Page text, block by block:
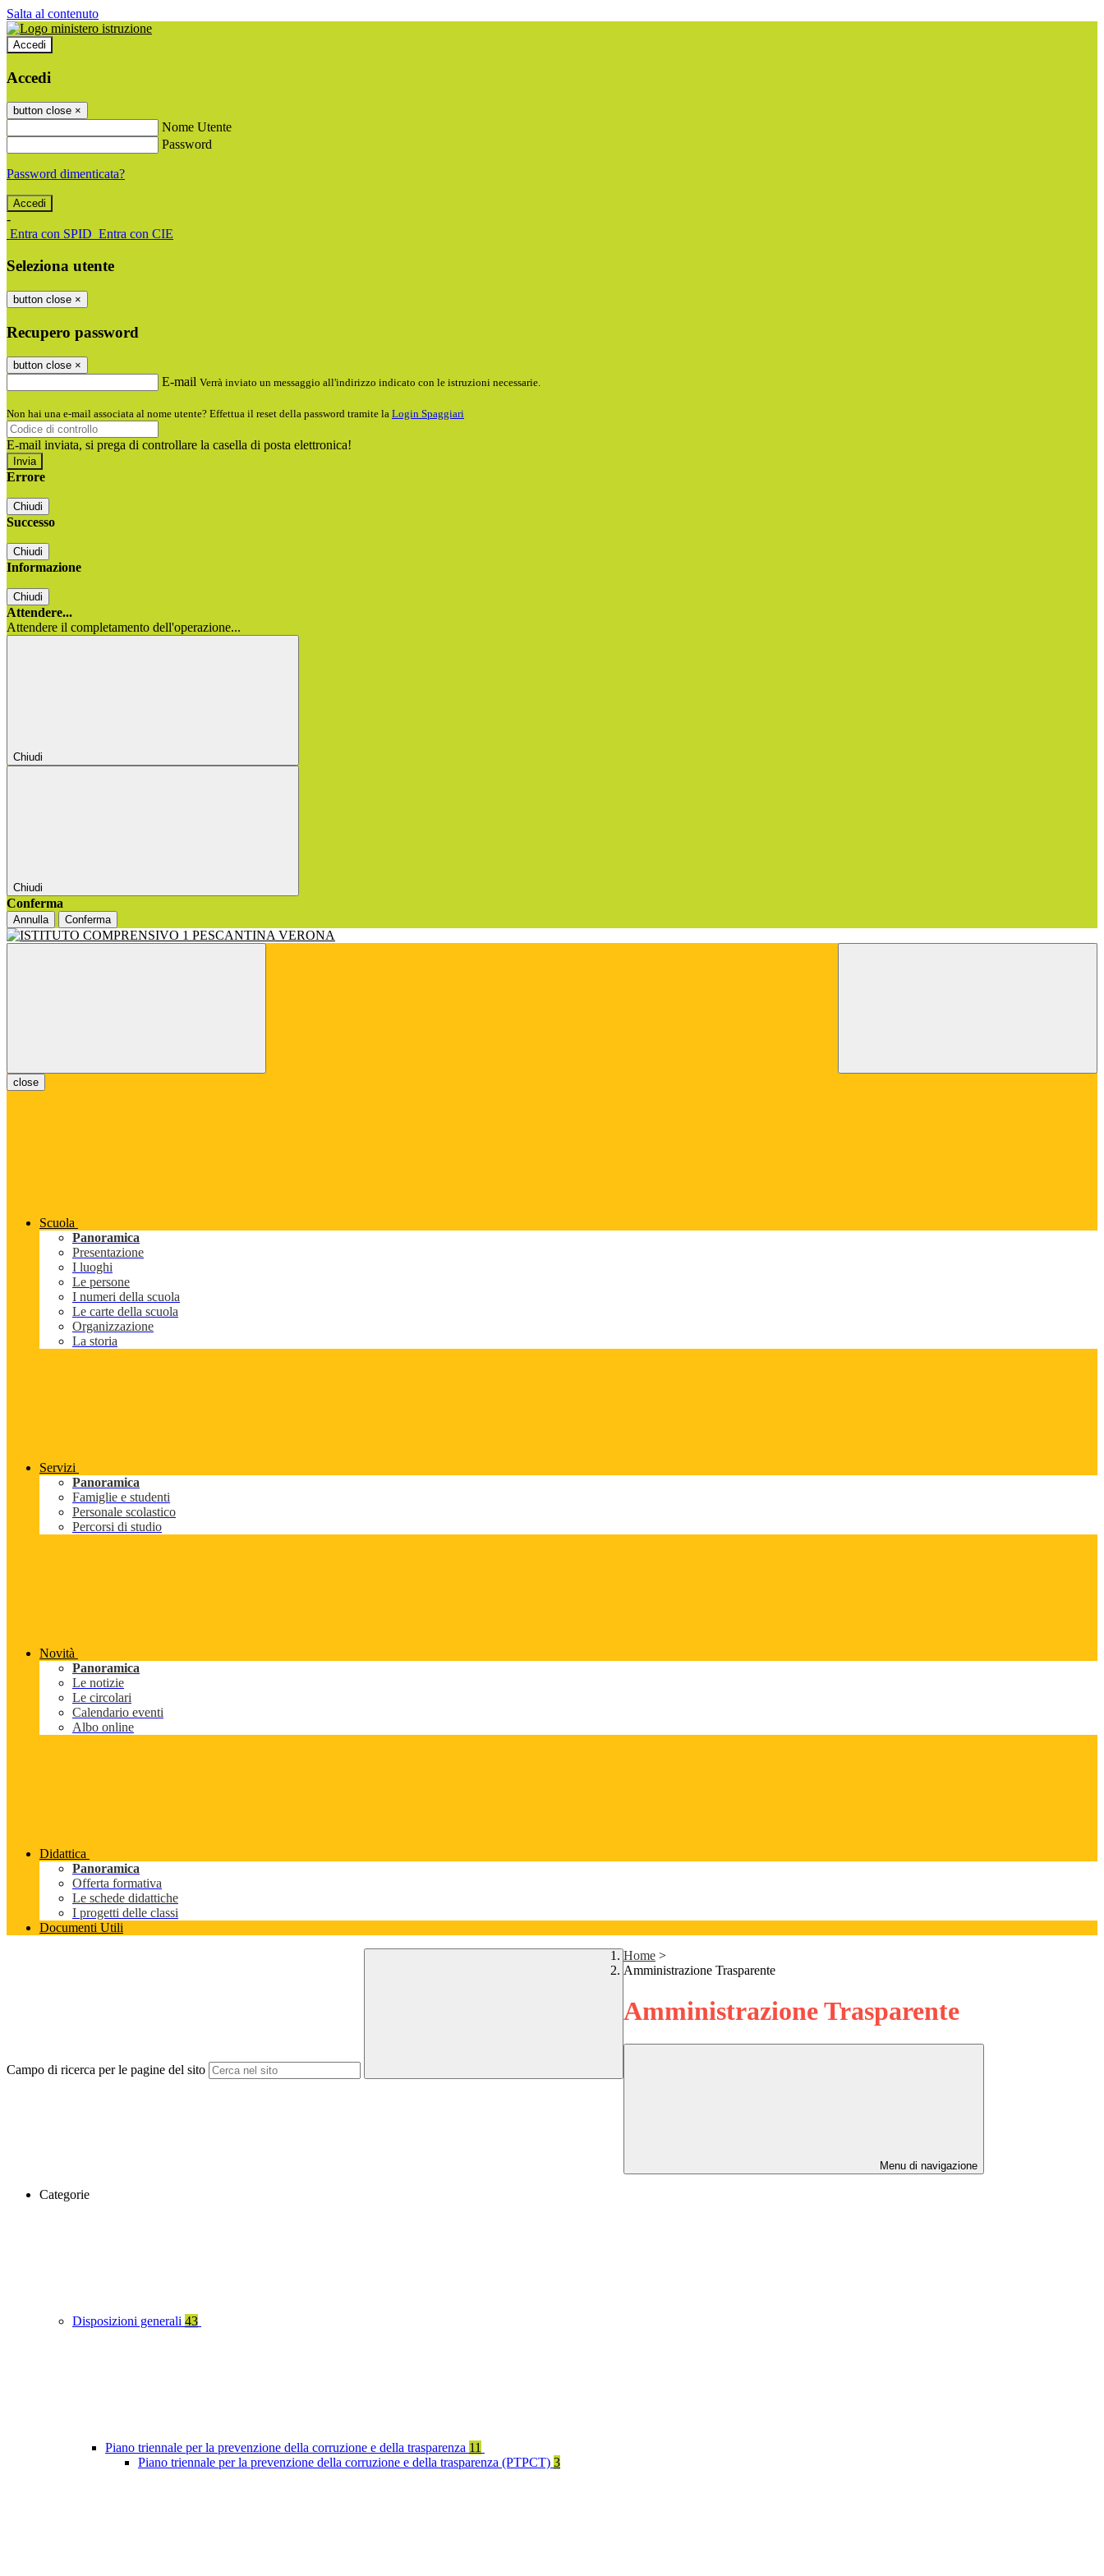
Salta al contenuto
Accedi
Accedi
button close ×
Nome Utente
Password
Password dimenticata?
-
Entra con SPID Entra con CIE
Seleziona utente
button close ×
Recupero password
button close ×
E-mail Verrà inviato un messaggio all'indirizzo indicato con le istruzioni necessarie.
Non hai una e-mail associata al nome utente? Effettua il reset della password tramite la Login Spaggiari
E-mail inviata, si prega di controllare la casella di posta elettronica!
Errore
Chiudi
Successo
Chiudi
Informazione
Chiudi
Attendere...
Attendere il completamento dell'operazione...
Chiudi
Chiudi
Conferma
Annulla Conferma
close
Scuola
Panoramica
Presentazione
I luoghi
Le persone
I numeri della scuola
Le carte della scuola
Organizzazione
La storia
Servizi
Panoramica
Famiglie e studenti
Personale scolastico
Percorsi di studio
Novità
Panoramica
Le notizie
Le circolari
Calendario eventi
Albo online
Didattica
Panoramica
Offerta formativa
Le schede didattiche
I progetti delle classi
Documenti Utili
Campo di ricerca per le pagine del sito
Home >
Amministrazione Trasparente
Amministrazione Trasparente
Menu di navigazione
Categorie
Disposizioni generali 43
Piano triennale per la prevenzione della corruzione e della trasparenza 11
Piano triennale per la prevenzione della corruzione e della trasparenza (PTPCT) 3